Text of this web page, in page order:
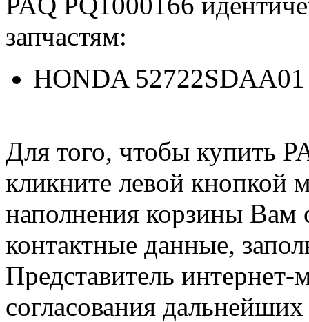
запчастям:
HONDA 52722SDAA01
Для того, чтобы купить
кликните левой
наполнения корзины Вам
контактные данные,
Представитель
согласования